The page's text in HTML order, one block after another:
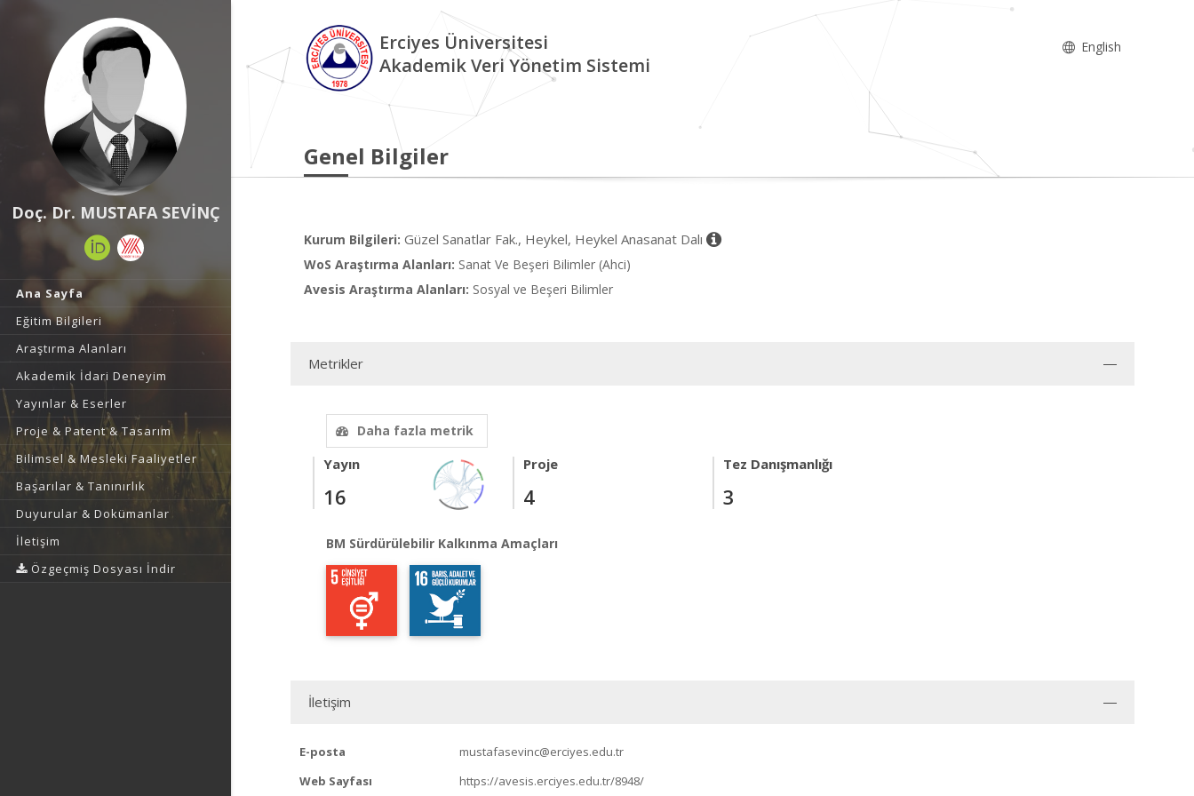
Doç. Dr. MUSTAFA SEVİNÇ
Ana Sayfa
Eğitim Bilgileri
Araştırma Alanları
Akademik İdari Deneyim
Yayınlar & Eserler
Proje & Patent & Tasarım
Bilimsel & Mesleki Faaliyetler
Başarılar & Tanınırlık
Duyurular & Dokümanlar
İletişim
Özgeçmiş Dosyası İndir
Erciyes Üniversitesi
Akademik Veri Yönetim Sistemi
English
Genel Bilgiler
Kurum Bilgileri: Güzel Sanatlar Fak., Heykel, Heykel Anasanat Dalı
WoS Araştırma Alanları: Sanat Ve Beşeri Bilimler (Ahci)
Avesis Araştırma Alanları: Sosyal ve Beşeri Bilimler
Metrikler
Daha fazla metrik
Yayın
16
Proje
4
Tez Danışmanlığı
3
BM Sürdürülebilir Kalkınma Amaçları
İletişim
E-posta
mustafasevinc@erciyes.edu.tr
Web Sayfası
https://avesis.erciyes.edu.tr/8948/